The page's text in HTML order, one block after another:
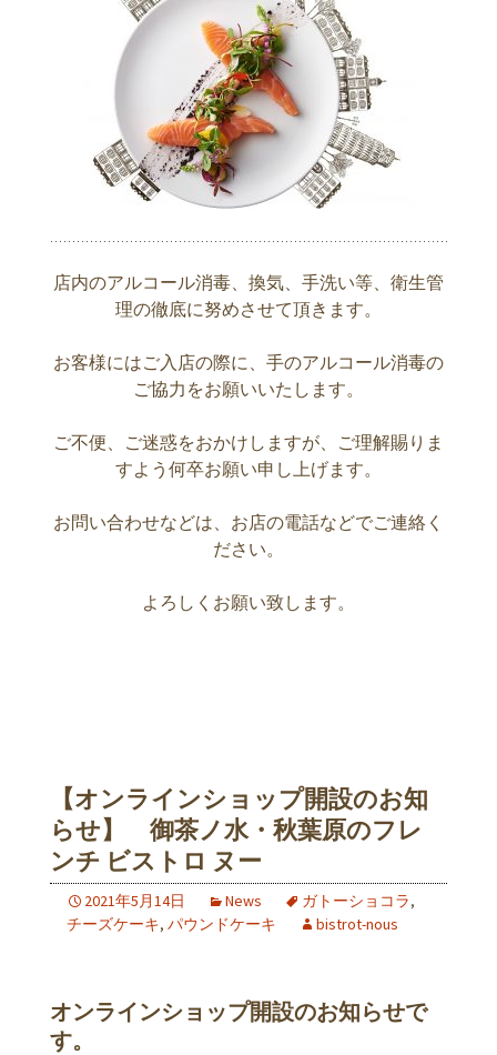
店内のアルコール消毒、換気、手洗い等、衛生管
理の徹底に努めさせて頂きます。
お客様にはご入店の際に、手のアルコール消毒の
ご協力をお願いいたします。
ご不便、ご迷惑をおかけしますが、ご理解賜りま
すよう何卒お願い申し上げます。
お問い合わせなどは、お店の電話などでご連絡く
ださい。
よろしくお願い致します。
【オンラインショップ開設のお知
らせ】 御茶ノ水・秋葉原のフレ
ンチ ビストロ ヌー
2021年5月14日 News ガトーショコラ,
チーズケーキ, パウンドケーキ bistrot-nous
オンラインショップ開設のお知らせで
す。